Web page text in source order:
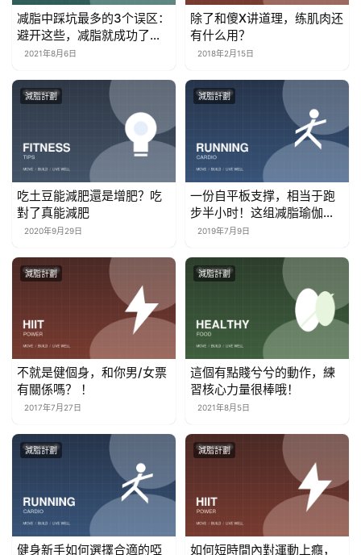
减脂中踩坑最多的3个误区：
避开这些，减脂就成功了一
半！
2021年8月6日
除了和傻X讲道理，练肌肉还
有什么用？
2018年2月15日
減脂計劃
吃土豆能減肥還是增肥？吃
對了真能減肥
2020年9月29日
減脂計劃
一份自平板支撑，相当于跑
步半小时！这组减脂瑜伽你
一定要学习
2019年7月9日
減脂計劃
不就是健個身，和你男/女票
有關係嗎？ ！
2017年7月27日
減脂計劃
這個有點賤兮兮的動作，練
習核心力量很棒哦！
2021年8月5日
減脂計劃
健身新手如何選擇合適的啞
減脂計劃
如何短時間內對運動上癮，